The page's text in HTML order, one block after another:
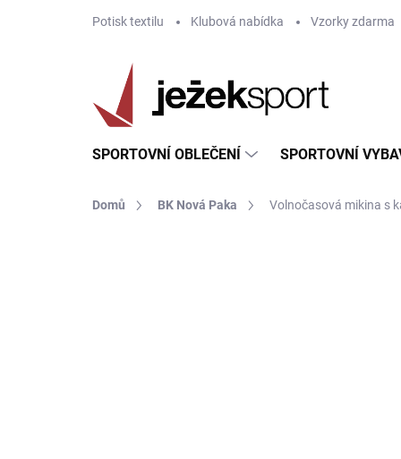
Potisk textilu Klubová nabídka Vzorky zdarma
SPORTOVNÍ OBLEČENÍ SPORTOVNÍ
Domů BK Nová Paka Volnočasová mikina s